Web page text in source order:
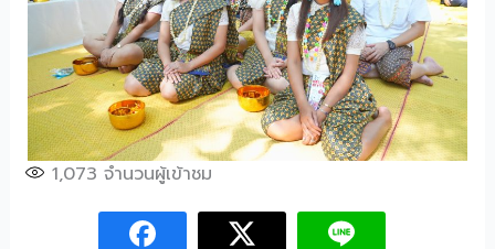
1,073 จำนวนผู้เข้าชม